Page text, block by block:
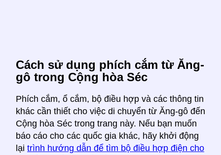
Cách sử dụng phích cắm từ Ăng-
gô trong Cộng hòa Séc
Phích cắm, ổ cắm, bộ điều hợp và các thông tin
khác cần thiết cho việc di chuyển từ Ăng-gô đến
Cộng hòa Séc trong trang này. Nếu bạn muốn
báo cáo cho các quốc gia khác, hãy khởi động
lại trình hướng dẫn để tìm bộ điều hợp điện cho